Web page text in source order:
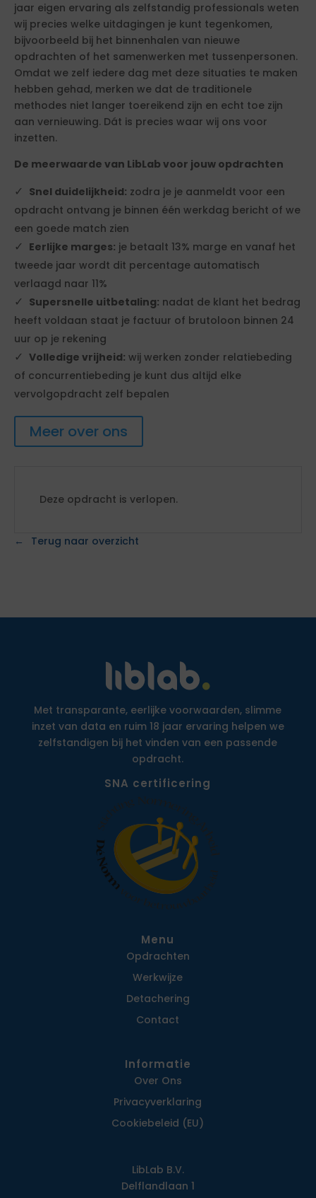
jaar eigen ervaring als zelfstandig professionals weten
wij precies welke uitdagingen je kunt tegenkomen,
bijvoorbeeld bij het binnenhalen van nieuwe
opdrachten of het samenwerken met tussenpersonen.
Omdat we zelf iedere dag met deze situaties te maken
hebben gehad, merken we dat de traditionele
methodes niet langer toereikend zijn en echt toe zijn
aan vernieuwing. Dát is precies waar wij ons voor
inzetten.
De meerwaarde van LibLab voor jouw opdrachten
Snel duidelijkheid: zodra je je aanmeldt voor een
opdracht ontvang je binnen één werkdag bericht of we
een goede match zien
Eerlijke marges: je betaalt 13% marge en vanaf het
tweede jaar wordt dit percentage automatisch
verlaagd naar 11%
Supersnelle uitbetaling: nadat de klant het bedrag
heeft voldaan staat je factuur of brutoloon binnen 24
uur op je rekening
Volledige vrijheid: wij werken zonder relatiebeding
of concurrentiebeding je kunt dus altijd elke
vervolgopdracht zelf bepalen
Meer over ons
Deze opdracht is verlopen.
Terug naar overzicht
Met transparante, eerlijke voorwaarden, slimme
inzet van data en ruim 18 jaar ervaring helpen we
zelfstandigen bij het vinden van een passende
opdracht.
SNA certificering
Menu
Opdrachten
Werkwijze
Detachering
Contact
Informatie
Over Ons
Privacy­verklaring
Cookiebeleid (EU)
LibLab B.V.
Delflandlaan 1